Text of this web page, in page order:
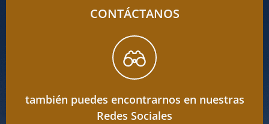
CONTÁCTANOS
también puedes encontrarnos en nuestras
Redes Sociales